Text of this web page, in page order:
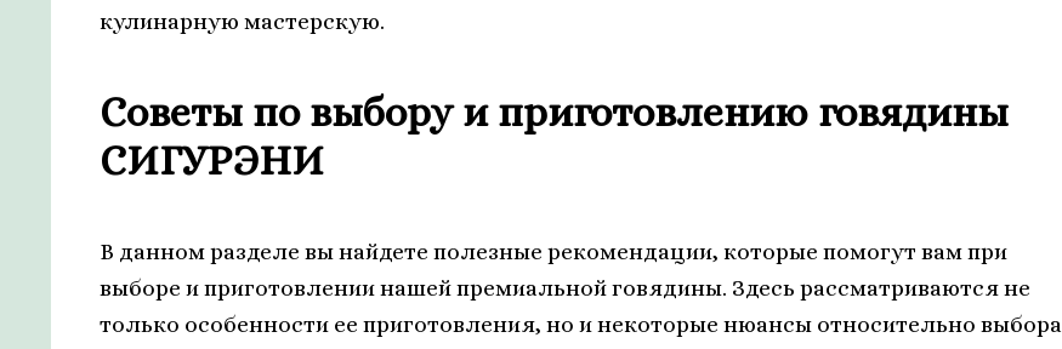
кулинарную мастерскую.
Советы по выбору и приготовлению говядины
СИГУРЭНИ
В данном разделе вы найдете полезные рекомендации, которые помогут вам при
выборе и приготовлении нашей премиальной говядины. Здесь рассматриваются не
только особенности ее приготовления, но и некоторые нюансы относительно выбора